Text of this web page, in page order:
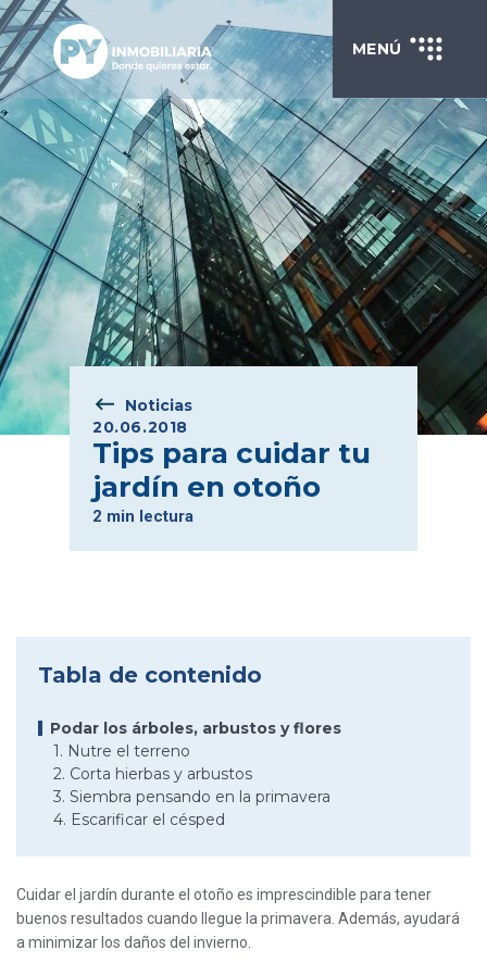
MENÚ
Noticias
20.06.2018
Tips para cuidar tu
jardín en otoño
2 min lectura
Tabla de contenido
Podar los árboles, arbustos y flores
1. Nutre el terreno
2. Corta hierbas y arbustos
3. Siembra pensando en la primavera
4. Escarificar el césped
Cuidar el jardín durante el otoño es imprescindible para tener
buenos resultados cuando llegue la primavera. Además, ayudará
a minimizar los daños del invierno.